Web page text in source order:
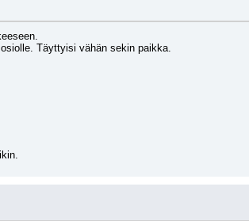
Täyttyisi vähän sekin paikka.